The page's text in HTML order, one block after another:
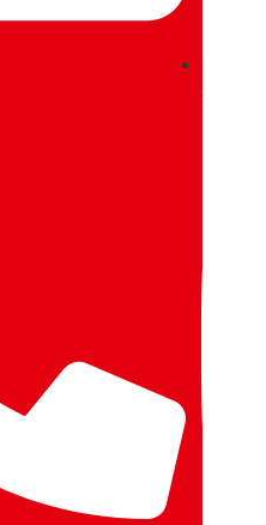
Facebook